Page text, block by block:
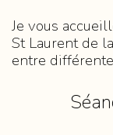
Je vous
St Laurent de
entre